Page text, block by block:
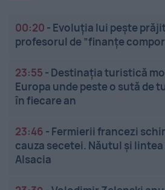
00:20 - Evoluția lui pește
profesorul de ”finanțe
23:55 - Destinația turistică
Europa unde peste o sută de
în fiecare an
23:46 - Fermierii francezi
cauza secetei. Năutul și
Alsacia